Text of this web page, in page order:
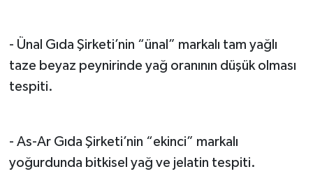
- Ünal Gıda Şirketi’nin “ünal” markalı tam yağlı
taze beyaz peynirinde yağ oranının düşük olması
tespiti.
- As-Ar Gıda Şirketi’nin “ekinci” markalı
yoğurdunda bitkisel yağ ve jelatin tespiti.